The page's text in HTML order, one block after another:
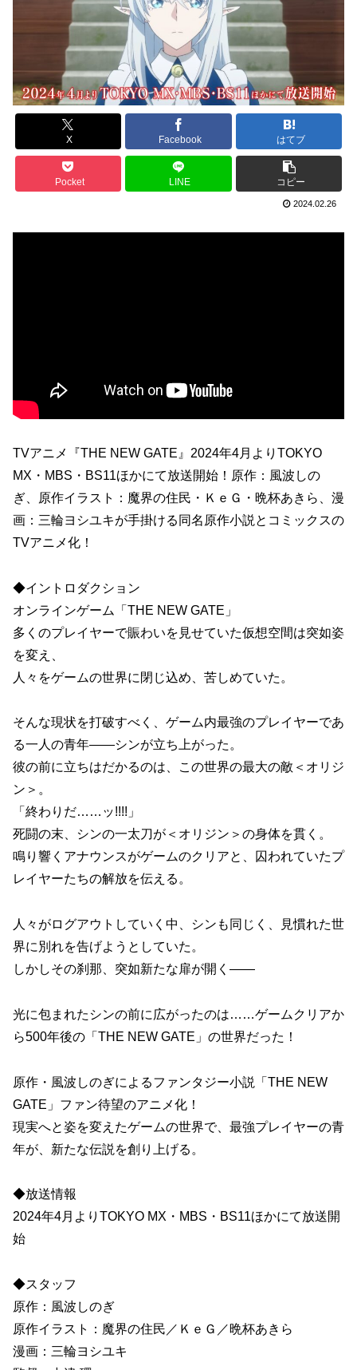
X Facebook はてブ
Pocket LINE コピー
2024.02.26
TVアニメ『THE NEW GATE』2024年4月よりTOKYO
MX・MBS・BS11ほかにて放送開始！原作：風波しの
ぎ、原作イラスト：魔界の住民・ＫｅＧ・晩杯あきら、漫
画：三輪ヨシユキが手掛ける同名原作小説とコミックスの
TVアニメ化！
◆イントロダクション
オンラインゲーム「THE NEW GATE」
多くのプレイヤーで賑わいを見せていた仮想空間は突如姿
を変え、
人々をゲームの世界に閉じ込め、苦しめていた。
そんな現状を打破すべく、ゲーム内最強のプレイヤーであ
る一人の青年――シンが立ち上がった。
彼の前に立ちはだかるのは、この世界の最大の敵＜オリジ
ン＞。
「終わりだ……ッ!!!!」
死闘の末、シンの一太刀が＜オリジン＞の身体を貫く。
鳴り響くアナウンスがゲームのクリアと、囚われていたプ
レイヤーたちの解放を伝える。
人々がログアウトしていく中、シンも同じく、見慣れた世
界に別れを告げようとしていた。
しかしその刹那、突如新たな扉が開く――
光に包まれたシンの前に広がったのは……ゲームクリアか
ら500年後の「THE NEW GATE」の世界だった！
原作・風波しのぎによるファンタジー小説「THE NEW
GATE」ファン待望のアニメ化！
現実へと姿を変えたゲームの世界で、最強プレイヤーの青
年が、新たな伝説を創り上げる。
◆放送情報
2024年4月よりTOKYO MX・MBS・BS11ほかにて放送開
始
◆スタッフ
原作：風波しのぎ
原作イラスト：魔界の住民／ＫｅＧ／晩杯あきら
漫画：三輪ヨシユキ